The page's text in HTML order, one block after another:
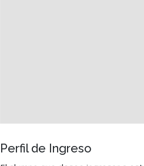
Perfil de Ingreso